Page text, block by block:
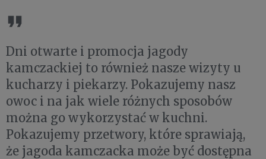
Dni otwarte i promocja jagody
kamczackiej to również nasze wizyty u
kucharzy i piekarzy. Pokazujemy nasz
owoc i na jak wiele różnych sposobów
można go wykorzystać w kuchni.
Pokazujemy przetwory, które sprawiają,
że jagoda kamczacka może być dostępna